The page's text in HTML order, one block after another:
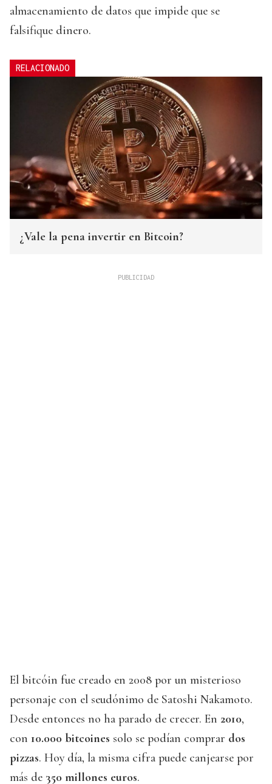
almacenamiento de datos que impide que se
falsifique dinero.
RELACIONADO
¿Vale la pena invertir en Bitcoin?
El bitcóin fue creado en 2008 por un misterioso
personaje con el seudónimo de Satoshi Nakamoto.
Desde entonces no ha parado de crecer. En 2010,
con 10.000 bitcoines solo se podían comprar dos
pizzas. Hoy día, la misma cifra puede canjearse por
más de 350 millones euros.